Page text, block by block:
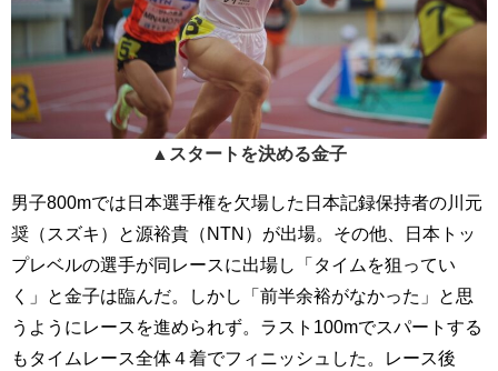
▲スタートを決める金子
男子800mでは日本選手権を欠場した日本記録保持者の川元
奨（スズキ）と源裕貴（NTN）が出場。その他、日本トッ
プレベルの選手が同レースに出場し「タイムを狙ってい
く」と金子は臨んだ。しかし「前半余裕がなかった」と思
うようにレースを進められず。ラスト100mでスパートする
もタイムレース全体４着でフィニッシュした。レース後